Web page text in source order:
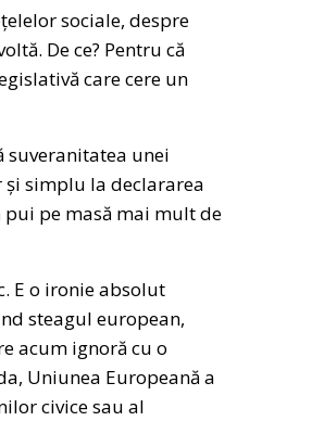
sociale, despre
De ce? Pentru că
care cere un
suveranitatea unei
simplu la declararea
pui pe masă mai mult de
E o ironie absolut
steagul european,
acum ignoră cu o
Uniunea Europeană a
civice sau al